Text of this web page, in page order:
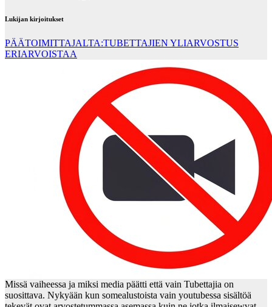
Lukijan kirjoitukset
PÄÄTOIMITTAJALTA:TUBETTAJIEN YLIARVOSTUS
ERIARVOISTAA
Missä vaiheessa ja miksi media päätti että vain Tubettajia on
suosittava. Nykyään kun somealustoista vain youtubessa sisältöä